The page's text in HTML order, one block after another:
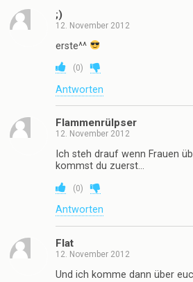
;)
12. November 2012
erste^^
(0)
Antworten
Flammenrülpser
12. November 2012
Ich steh drauf wenn Frauen
kommst du zuerst…
(0)
Antworten
Flat
12. November 2012
Und ich komme dann über